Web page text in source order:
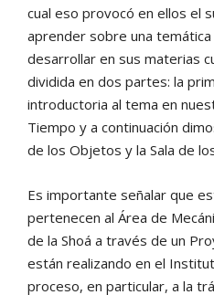
cual eso provocó en ellos el
aprender sobre una
desarrollar en sus materias
dividida en dos partes: la
introductoria al tema en
Tiempo y a continuación
de los Objetos y la Sala de
Es importante señalar que
pertenecen al Área de
de la Shoá a través de un
están realizando en el
proceso, en particular, a la